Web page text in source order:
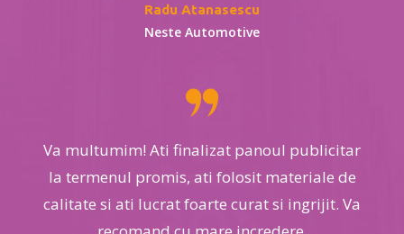
Radu Atanasescu
Neste Automotive
Va multumim! Ati finalizat panoul publicitar
la termenul promis, ati folosit materiale de
calitate si ati lucrat foarte curat si ingrijit. Va